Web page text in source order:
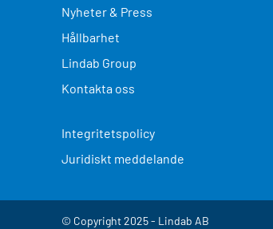
Nyheter & Press
Hållbarhet
Lindab Group
Kontakta oss
Integritetspolicy
Juridiskt meddelande
© Copyright 2025 - Lindab AB